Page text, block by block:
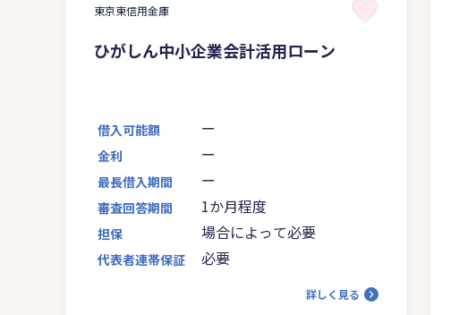
東京東信用金庫
ひがしん中小企業会計活用ローン
借入可能額 ー
金利 ー
最長借入期間 ー
審査回答期間 1か月程度
担保 場合によって必要
代表者連帯保証 必要
詳しく見る